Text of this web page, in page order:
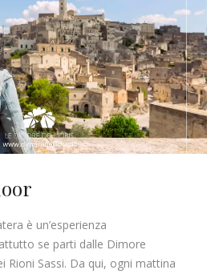
è un’esperienza
se parti dalle Dimore
Rioni Sassi. Da qui, ogni mattina